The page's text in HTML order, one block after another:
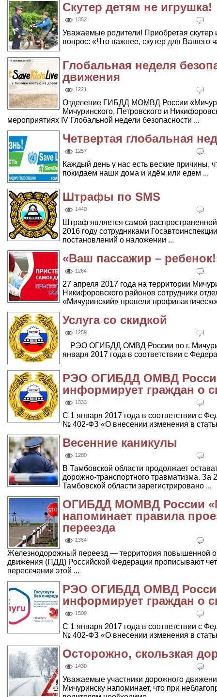
Скутер детям не игрушка!
1352
Уважаемые родители! Приобретая скутер
вопрос: «Что важнее, скутер для Вашего
Глобальная неделя
движения
1221
Отделение ГИБДД МОМВД России
Мичуринского, Петровского и
мероприятиях IV Глобальной недели безопасности ...
Четвертая глобальная
1257
Каждый день у нас есть веские причины,
покидаем наши дома и идём или едем ...
Штрафы по SMS
1440
Штраф является самой
2016 году сотрудниками
постановлений о наложении ...
«Ваш пассажир –
1264
27 апреля 2017 года на территории
Никифоровского районов сотрудники
«Мичуринский» провели
Услуга со скидкой
1259
РЭО ОГИБДД ОМВД России по г.
января 2017 года в соответствии с
РЭО ОГИБДД ОМВД
информирует граждан о
1333
С 1 января 2017 года в соответствии с
№ 402-ФЗ «О внесении изменения в
Весенние каникулы
1280
В Тамбовской области продолжает
дорожно-транспортного травматизма. За
Тамбовской области зарегистрировано ...
ОГИБДД МОМВД России
напоминает правила
переезда
1364
Железнодорожный переезд — территория повышенной
движения (ПДД) Российской Федерации прописывают
пересечении этой ...
РЭО ОГИБДД ОМВД
информирует граждан о
1509
С 1 января 2017 года в соответствии с
№ 402-ФЗ «О внесении изменения в
Осторожно, скользкая
1430
Уважаемые участники дорожного
Мичуринску напоминает, что при